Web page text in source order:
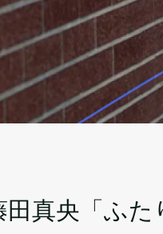
田真央「ふ